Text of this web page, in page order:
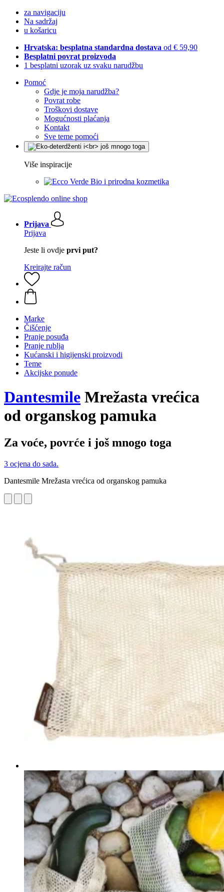
za navigaciju
Na sadržaj
u košaricu
Hrvatska: besplatna standardna dostava od € 59,90
Besplatni povrat proizvoda
1 besplatni uzorak uz svaku narudžbu
Pomoć
Gdje je moja narudžba?
Povrat robe
Troškovi dostave
Mogućnosti plaćanja
Kontakt
Sve teme pomoći
Više inspiracije
Bio i prirodna kozmetika
Prijava
Prijava
Jeste li ovdje prvi put?
Kreirajte račun
Marke
Čišćenje
Pranje posuđa
Pranje rublja
Kućanski i higijenski proizvodi
Teme
Akcijske ponude
Dantesmile Mrežasta vrećica
od organskog pamuka
Za voće, povrće i još mnogo toga
3 ocjena do sada.
Dantesmile Mrežasta vrećica od organskog pamuka